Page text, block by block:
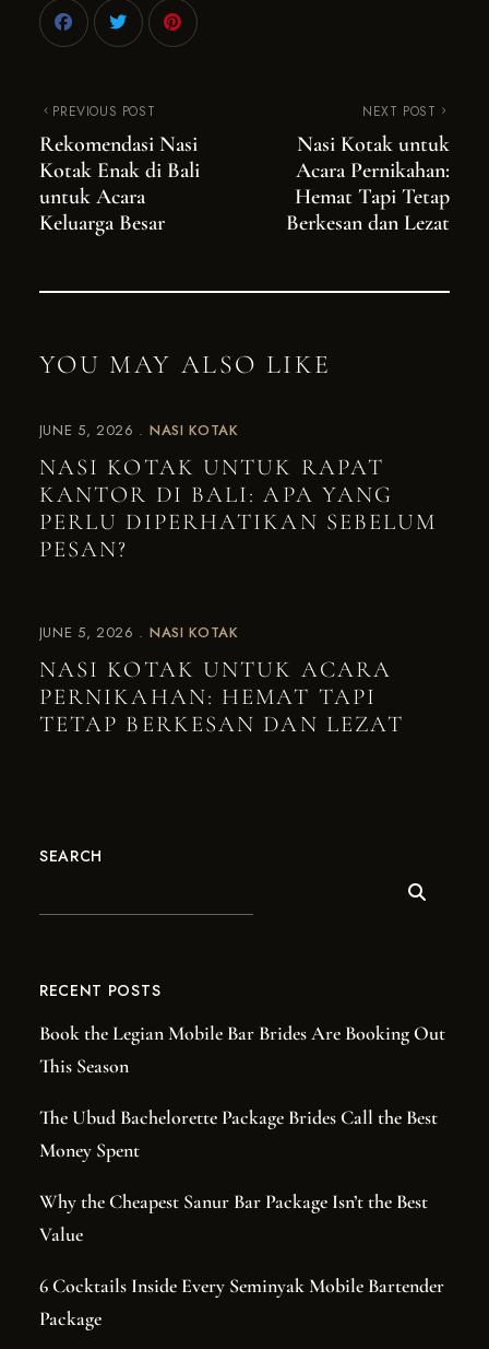
PREVIOUS POST
Rekomendasi Nasi
Kotak Enak di Bali
untuk Acara
Keluarga Besar
NEXT POST
Nasi Kotak untuk
Acara Pernikahan:
Hemat Tapi Tetap
Berkesan dan Lezat
YOU MAY ALSO LIKE
JUNE 5, 2026 NASI KOTAK
NASI KOTAK UNTUK RAPAT
KANTOR DI BALI: APA YANG
PERLU DIPERHATIKAN SEBELUM
PESAN?
JUNE 5, 2026 NASI KOTAK
NASI KOTAK UNTUK ACARA
PERNIKAHAN: HEMAT TAPI
TETAP BERKESAN DAN LEZAT
SEARCH
RECENT POSTS
Book the Legian Mobile Bar Brides Are Booking Out
This Season
The Ubud Bachelorette Package Brides Call the Best
Money Spent
Why the Cheapest Sanur Bar Package Isn’t the Best
Value
6 Cocktails Inside Every Seminyak Mobile Bartender
Package